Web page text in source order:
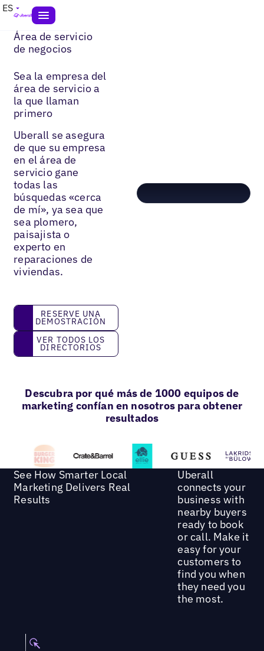
ES
Área de servicio
de negocios
Sea la empresa del
área de servicio a
la que llaman
primero
Uberall se asegura
de que su empresa
en el área de
servicio gane
todas las
búsquedas «cerca
de mí», ya sea que
sea plomero,
paisajista o
experto en
reparaciones de
viviendas.
reserve una demostración
RESERVE UNA
DEMOSTRACIÓN
Ver todos los directorios
VER TODOS LOS
DIRECTORIOS
Descubra por qué más de 1000 equipos de
marketing confían en nosotros para obtener
resultados
See How Smarter Local
Marketing Delivers Real
Results
Uberall
connects your
business with
nearby buyers
ready to book
or call. Make it
easy for your
customers to
find you when
they need you
the most.